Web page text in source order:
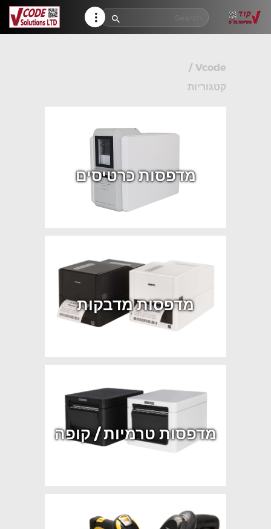
HELP CENTER
Vcode
/
קטגוריות
מדפסות כרטיסים
מדפסות מדבקות
מדפסות טרמיות / קופה